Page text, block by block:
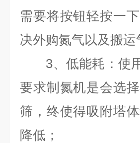
需要将按钮轻按一
决外购氮气以及搬运
3、低能耗：使用
要求制氮机是会选
筛，终使得吸附塔
降低；